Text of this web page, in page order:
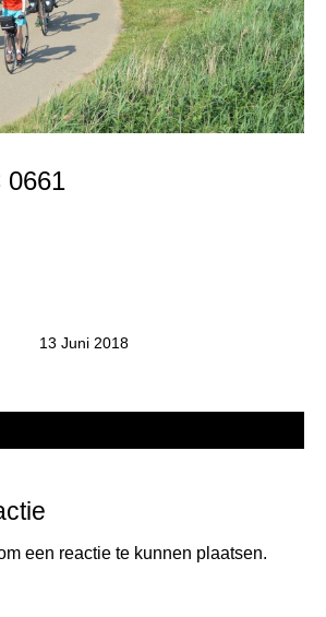
0661
13 Juni 2018
een reactie te kunnen plaatsen.